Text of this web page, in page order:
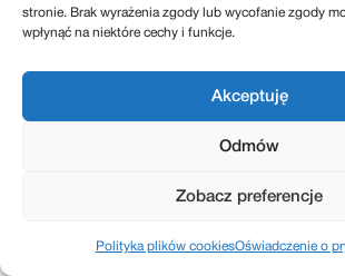
stronie. Brak wyrażenia zgody lub wycofanie zgody
wpłynąć na niektóre cechy i funkcje.
Akceptuję
Odmów
Zobacz preferencje
Polityka plików cookiesOświadczenie o
kontakt@sukcesje.pl
ZWROTY I REKLAMACJE
Realizacja: Kreatywnybrand.pl